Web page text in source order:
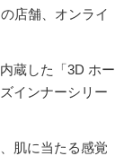
店舗、オンライ
蔵した「3D ホー
インナーシリー
肌に当たる感覚